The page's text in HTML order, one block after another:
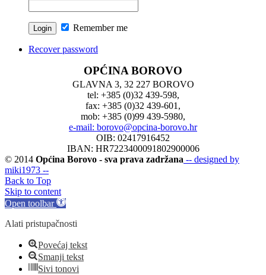
Remember me
Recover password
OPĆINA BOROVO
GLAVNA 3, 32 227 BOROVO
tel: +385 (0)32 439-598,
fax: +385 (0)32 439-601,
mob: +385 (0)99 439-5980,
e-mail: borovo@opcina-borovo.hr
OIB: 02417916452
IBAN: HR7223400091802900006
© 2014 Općina Borovo - sva prava zadržana -- designed by
miki1973 --
Back to Top
Skip to content
Open toolbar
Alati pristupačnosti
Povećaj tekst
Smanji tekst
Sivi tonovi